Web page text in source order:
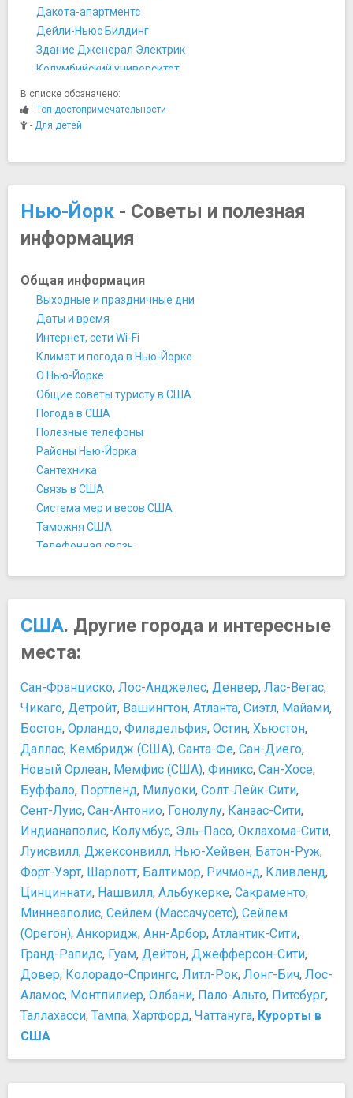
Дакота-апартментс
Дейли-Ньюс Билдинг
Здание Дженерал Электрик
Колумбийский университет
Крайслер-билдинг
Липстик Билдинг
Манхеттен Мьюнисипэл Билдинг
Нью-Йоркская фондовая биржа
Остров Эллис
Пожарная станция "Охотников за привидениями"
Рокфеллеровский центр
Трамп Уорлд Тауэр
Уильямсберг
Федерал Холл
Федеральный резервный банк Нью-Йорка
Флэтайрон-билдинг
Центральный вокзал Нью-Йорка
Штаб-квартира ООН
Эмпайр стейт билдинг
Мосты
Бруклинский мост
Манхэттен-бридж
Мост Верразано-Нэрроуз
Музеи
Американский Музей Естественной Истории
Библиотека и музей Моргана
Галерея Art in General
Галерея Луринг-Огустин
Галерея Мэри Бун
Галерея Мэтью Маркса
Детский Музей Бруклина
Дом-музей Луи Армстронга
Дом-музей Эдгара Аллана По
Дом-музей Элис Остен
Еврейский музей
Испанское общество Америки
Коллекция Фрика
Купеческий дом-музей
Линкольн-центр
Метрополитен-музей
Музей «Таверна Фрэнсиса»
Музей американских финансов
Музей американского искусства Уитни
Музей американского народного искусства
Музей африканского искусства
Музей Дизайна Купер-Хьюитт
Музей иммиграции
Музей Искусств Бронкса
Музей искусства в Квинсе
В списке обозначено:
- Топ-достопримечательности
- Для детей
Нью-Йорк - Советы и полезная
информация
Общая информация
Выходные и праздничные дни
Даты и время
Интернет, сети Wi-Fi
Климат и погода в Нью-Йорке
О Нью-Йорке
Общие советы туристу в США
Погода в США
Полезные телефоны
Районы Нью-Йорка
Сантехника
Связь в США
Система мер и весов США
Таможня США
Телефонная связь
Чаевые
История и культура
15 интересных фактов о Дне благодарения
История Нью-Йорка
Традиции и менталитет нью-йоркцев
Развлечения и отдых
Куда сходить с детьми в Нью-Йорке
Пляжи Нью-Йорка
Развлечения в Нью-Йорке
Чем заняться в Нью-Йорке
Покупки
Tax free в США
Правила шопинга в Нью-Йорке
Сувениры из Нью-Йорка
Шопинг в Нью-Йорке
Еда и напитки
10 лучших блюд американской кухни, которые стоит
попробовать
Алкоголь в США
Еда и напитки в Нью-Йорке
Клэм-чаудер
Особенности национальной американской кухни
Рестораны и кафе
Фаст-фуды Манхэттена
США. Другие города и интересные
места:
Сан-Франциско, Лос-Анджелес, Денвер, Лас-Вегас,
Чикаго, Детройт, Вашингтон, Атланта, Сиэтл, Майами,
Бостон, Орландо, Филадельфия, Остин, Хьюстон,
Даллас, Кембридж (США), Санта-Фе, Сан-Диего,
Новый Орлеан, Мемфис (США), Финикс, Сан-Хосе,
Буффало, Портленд, Милуоки, Солт-Лейк-Сити,
Сент-Луис, Сан-Антонио, Гонолулу, Канзас-Сити,
Индианаполис, Колумбус, Эль-Пасо, Оклахома-Сити,
Луисвилл, Джексонвилл, Нью-Хейвен, Батон-Руж,
Форт-Уэрт, Шарлотт, Балтимор, Ричмонд, Кливленд,
Цинциннати, Нашвилл, Альбукерке, Сакраменто,
Миннеаполис, Сейлем (Массачусетс), Сейлем
(Орегон), Анкоридж, Анн-Арбор, Атлантик-Сити,
Гранд-Рапидс, Гуам, Дейтон, Джефферсон-Сити,
Довер, Колорадо-Спрингс, Литл-Рок, Лонг-Бич, Лос-
Аламос, Монтпилиер, Олбани, Пало-Альто, Питсбург,
Таллахасси, Тампа, Хартфорд, Чаттануга, Курорты в
США